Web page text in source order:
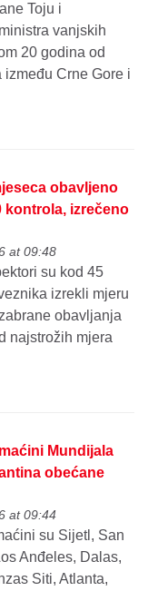
Toju i
vanjskih
20 godina od
Crne Gore i
obavljeno
kontrola, izrečeno
at 09:48
su kod 45
izrekli mjeru
obavljanja
najstrožih mjera
Mundijala
obećane
at 09:44
su Sijetl, San
Anđeles, Dalas,
Siti, Atlanta,